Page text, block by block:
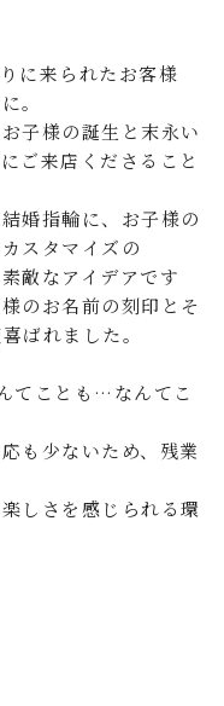
に来られたお客様
。
子様の誕生と末永い
ご来店くださること
婚指輪に、お子様の
スタマイズの
敵なアイデアです
のお名前の刻印とそ
ばれました。
てことも…なんてこ
も少ないため、残業
しさを感じられる環